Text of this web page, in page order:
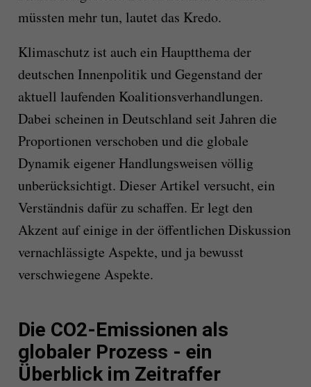
müssten mehr tun, lautet das Kredo.
Klimaschutz ist auch ein Hauptthema der
deutschen Innenpolitik und Gegenstand der
aktuell laufenden Koalitionsverhandlungen.
Dabei scheinen in Deutschland seit Jahren die
Proportionen verschoben und die globale
Dynamik eigener Handlungsweisen völlig
unberücksichtigt. Dieser Artikel versucht, ein
Verständnis dafür zu schaffen. Er legt den
Akzent auf einige in der öffentlichen Diskussion
vernachlässigte Aspekte, und ja bewusst
verschwiegene Aspekte.
Die CO2-Emissionen als
globaler Prozess - ein
Überblick im Zeitraffer